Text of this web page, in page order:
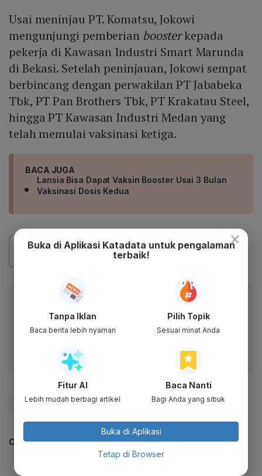
Usai meninjau PT. Komatsu, Jokowi
mengunjungi pemberian boosterkepada
pekerja di Kawasan Industri Smart Marunda
di Bekasi. Setelah peninjauan, Jokowi sempat
berbincang dengan perwakilan PT Jababeka
Tbk, PT Pan Brothers Tbk, PT Krakatau Steel,
hingga PT Kawasan Industri Medan yang
telah memulai vaksinasi ketiga.
BACA JUGA
Lansia Bisa Dapat Vaksin Booster Usai 3 Bulan
Vaksinasi Dosis Kedua
Baca artikel ini lewat aplikasi mobile.
Dapatkan pengalaman membaca lebih nyaman dan nikmati
fitur menarik lainnya lewat aplikasi mobile Katadata.
#Jokowi #Booster #Vaksin
CEK JUGA DATA INI
×
Buka di Aplikasi Katadata untuk pengalaman
terbaik!
Tanpa Iklan
Baca berita lebih nyaman
Pilih Topik
Sesuai minat Anda
Fitur AI
Lebih mudah berbagi artikel
Baca Nanti
Bagi Anda yang sibuk
Buka di Aplikasi
Tetap di Browser